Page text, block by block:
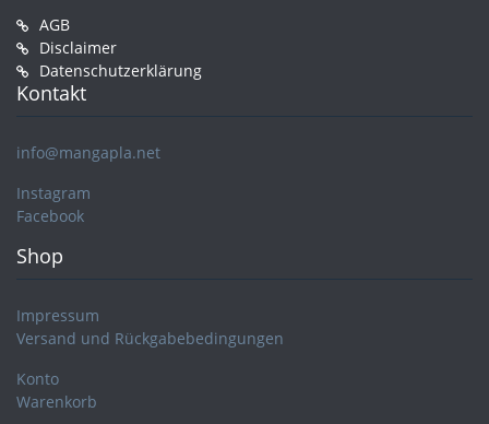
AGB
Disclaimer
Datenschutzerklärung
Kontakt
info@mangapla.net
Instagram
Facebook
Shop
Impressum
Versand und Rückgabebedingungen
Konto
Warenkorb